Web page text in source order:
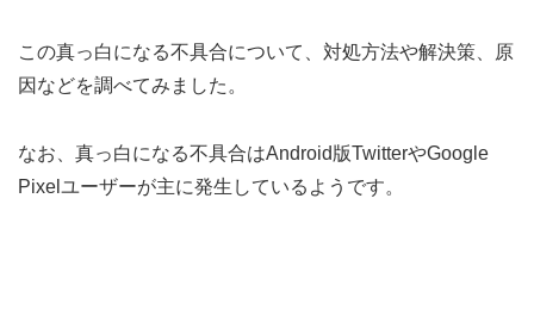
この真っ白になる不具合について、対処方法や解決策、原
因などを調べてみました。
なお、真っ白になる不具合はAndroid版TwitterやGoogle
Pixelユーザーが主に発生しているようです。